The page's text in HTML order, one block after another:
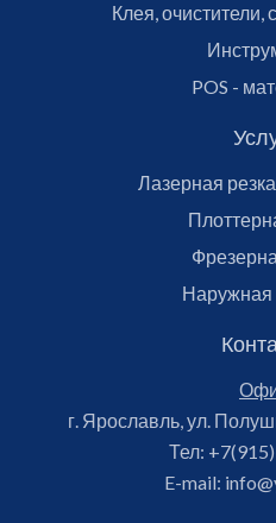
Клея, очистители,
POS -
Лазерная
Наружная
г. Ярославль, ул.
Тел:
E-mail: